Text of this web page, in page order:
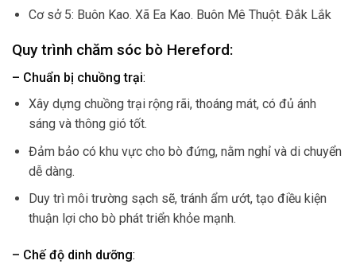
Cơ sở 5: Buôn Kao. Xã Ea Kao. Buôn Mê Thuột. Đắk Lắk
Quy trình chăm sóc bò Hereford:
– Chuẩn bị chuồng trại:
Xây dựng chuồng trại rộng rãi, thoáng mát, có đủ ánh
sáng và thông gió tốt.
Đảm bảo có khu vực cho bò đứng, nằm nghỉ và di chuyển
dễ dàng.
Duy trì môi trường sạch sẽ, tránh ẩm ướt, tạo điều kiện
thuận lợi cho bò phát triển khỏe mạnh.
– Chế độ dinh dưỡng: